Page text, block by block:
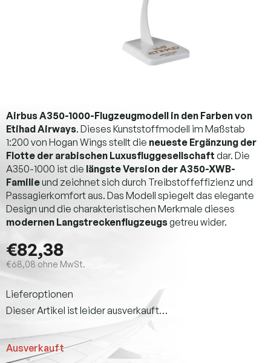
€82,38
€68,08 ohne MwSt.
Ausverkauft
Lieferoptionen
Dieser Artikel ist leider ausverkauft…
Airbus A350-1000-Flugzeugmodell in den Farben von
Etihad Airways. Dieses Kunststoffmodell im Maßstab
1:200 von Hogan Wings stellt die neueste Ergänzung der
Flotte der arabischen Luxusfluggesellschaft dar. Die
A350-1000 ist die längste Version der A350-XWB-
Familieund zeichnet sich durch Treibstoffeffizienz und
Passagierkomfort aus. Das Modell spiegelt das elegante
Design und die charakteristischen Merkmale dieses
modernen Langstreckenflugzeugsgetreu wider.